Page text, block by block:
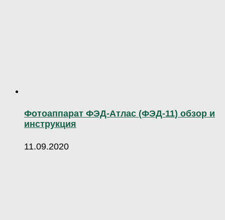
Фотоаппарат ФЭД-Атлас (ФЭД-11) обзор и
инструкция
11.09.2020